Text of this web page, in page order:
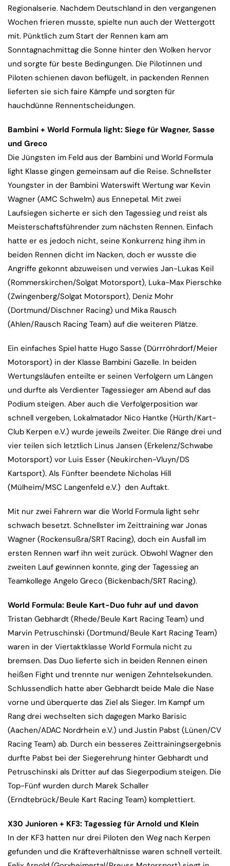
Regionalserie. Nachdem Deutschland in den vergangenen
Wochen frieren musste, spielte nun auch der Wettergott
mit. Pünktlich zum Start der Rennen kam am
Sonntagnachmittag die Sonne hinter den Wolken hervor
und sorgte für beste Bedingungen. Die Pilotinnen und
Piloten schienen davon beflügelt, in packenden Rennen
lieferten sie sich faire Kämpfe und sorgten für
hauchdünne Rennentscheidungen.
Bambini + World Formula light: Siege für Wagner, Sasse
und Greco
Die Jüngsten im Feld aus der Bambini und World Formula
light Klasse gingen gemeinsam auf die Reise. Schnellster
Youngster in der Bambini Waterswift Wertung war Kevin
Wagner (AMC Schwelm) aus Ennepetal. Mit zwei
Laufsiegen sicherte er sich den Tagessieg und reist als
Meisterschaftsführender zum nächsten Rennen. Einfach
hatte er es jedoch nicht, seine Konkurrenz hing ihm in
beiden Rennen dicht im Nacken, doch er wusste die
Angriffe gekonnt abzuweisen und verwies Jan-Lukas Keil
(Rommerskirchen/Solgat Motorsport), Luka-Max Pierschke
(Zwingenberg/Solgat Motorsport), Deniz Mohr
(Dortmund/Dischner Racing) und Mika Rausch
(Ahlen/Rausch Racing Team) auf die weiteren Plätze.
Ein einfaches Spiel hatte Hugo Sasse (Dürrröhrdorf/Meier
Motorsport) in der Klasse Bambini Gazelle. In beiden
Wertungsläufen enteilte er seinen Verfolgern um Längen
und durfte als Verdienter Tagessieger am Abend auf das
Podium steigen. Aber auch die Verfolgerposition war
schnell vergeben, Lokalmatador Nico Hantke (Hürth/Kart-
Club Kerpen e.V.) wurde jeweils Zweiter. Die Ränge drei und
vier teilen sich letztlich Linus Jansen (Erkelenz/Schwabe
Motorsport) vor Luis Esser (Neukirchen-Vluyn/DS
Kartsport). Als Fünfter beendete Nicholas Hill
(Mülheim/MSC Langenfeld e.V.) den Auftakt.
Mit nur zwei Fahrern war die World Formula light sehr
schwach besetzt. Schnellster im Zeittraining war Jonas
Wagner (Rockensußra/SRT Racing), doch ein Ausfall im
ersten Rennen warf ihn weit zurück. Obwohl Wagner den
zweiten Lauf gewinnen konnte, ging der Tagessieg an
Teamkollege Angelo Greco (Bickenbach/SRT Racing).
World Formula: Beule Kart-Duo fuhr auf und davon
Tristan Gebhardt (Rhede/Beule Kart Racing Team) und
Marvin Petruschinski (Dortmund/Beule Kart Racing Team)
waren in der Viertaktklasse World Formula nicht zu
bremsen. Das Duo lieferte sich in beiden Rennen einen
heißen Fight und trennte nur wenigen Zehntelsekunden.
Schlussendlich hatte aber Gebhardt beide Male die Nase
vorne und überquerte das Ziel als Sieger. Im Kampf um
Rang drei wechselten sich dagegen Marko Barisic
(Aachen/ADAC Nordrhein e.V.) und Justin Pabst (Lünen/CV
Racing Team) ab. Durch ein besseres Zeittrainingsergebnis
durfte Pabst bei der Siegerehrung hinter Gebhardt und
Petruschinski als Dritter auf das Siegerpodium steigen. Die
Top-Fünf wurden durch Marek Schaller
(Erndtebrück/Beule Kart Racing Team) komplettiert.
X30 Junioren + KF3: Tagessieg für Arnold und Klein
In der KF3 hatten nur drei Piloten den Weg nach Kerpen
gefunden und die Kräfteverhältnisse waren schnell verteilt.